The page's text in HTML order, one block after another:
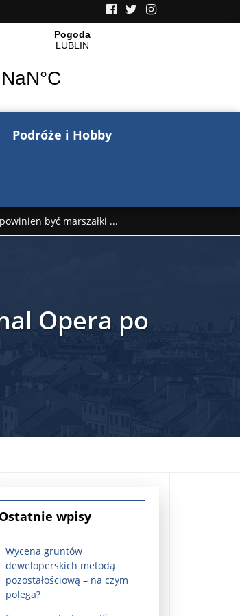
Podróże i Hobby
być marszałki ...
świata ...
Opera po
Ostatnie wpisy
Wycena gruntów
deweloperskich metodą
pozostałościową – na czym
polega?